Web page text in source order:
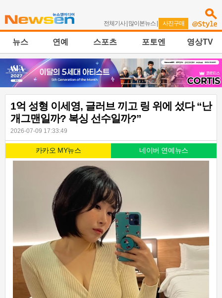
전체기사| 많이본뉴스 | 사진구매
뉴스 연예 스포츠 포토엔 영상TV
1억 성형 이세영, 글러브 끼고 링 위에 섰다 “난
개그맨일까? 복싱 선수일까?”
2026-07-09 17:33:49
카카오 MY뉴스 네이버 연예뉴스